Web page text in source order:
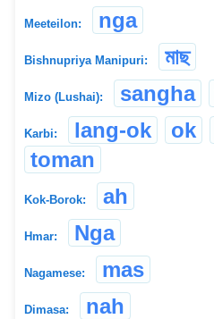
Meeteilon: nga
Bishnupriya Manipuri: মাছ
Mizo (Lushai): sangha
Karbi: lang-ok ok
toman
Kok-Borok: ah
Hmar: Nga
Nagamese: mas
Dimasa: nah